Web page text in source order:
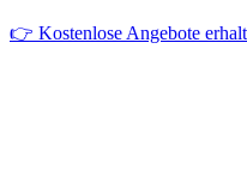
👉 Kostenlose Angebote